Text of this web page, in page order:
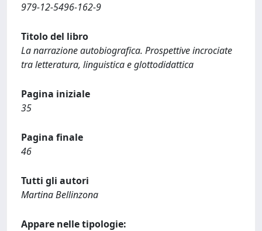
979-12-5496-162-9
Titolo del libro
La narrazione autobiografica. Prospettive incrociate
tra letteratura, linguistica e glottodidattica
Pagina iniziale
35
Pagina finale
46
Tutti gli autori
Martina Bellinzona
Appare nelle tipologie: